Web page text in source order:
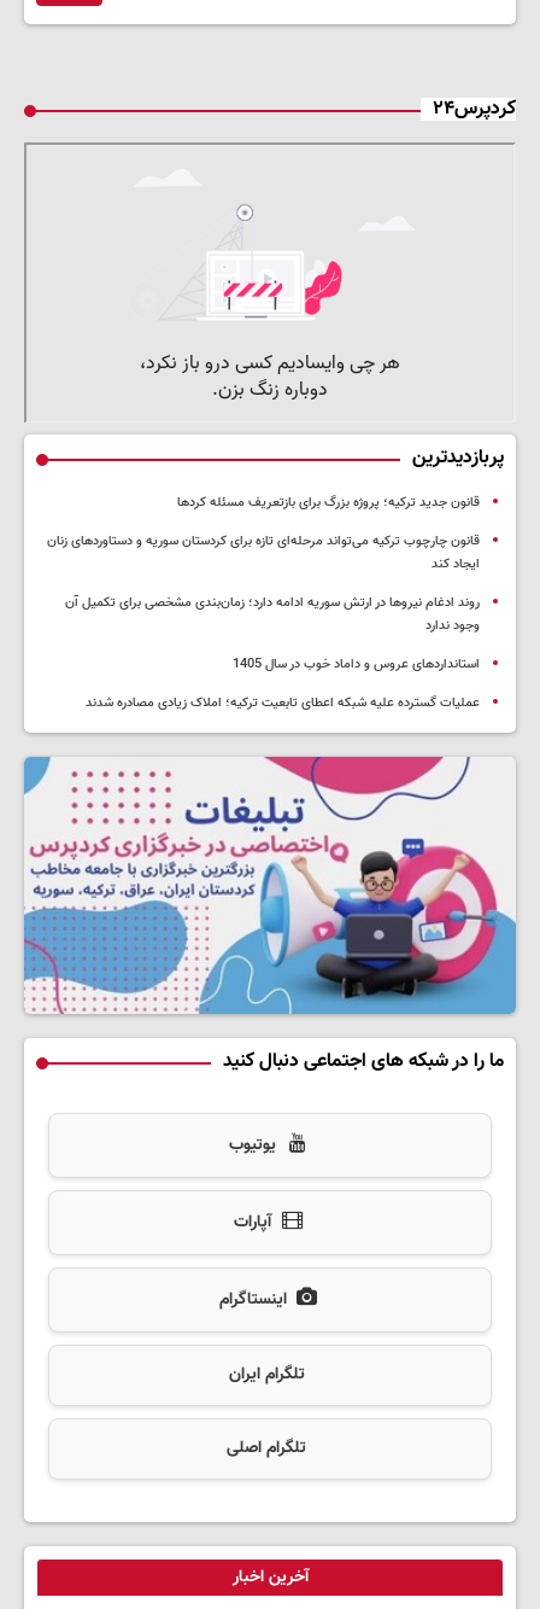
کردپرس۲۴
پربازدیدترین
قانون جدید ترکیه؛ پروژه بزرگ‌ برای بازتعریف مسئله کردها
قانون چارچوب ترکیه می‌تواند مرحله‌ای تازه برای کردستان سوریه و دستاوردهای زنان
ایجاد کند
روند ادغام نیروها در ارتش سوریه ادامه دارد؛ زمان‌بندی مشخصی برای تکمیل آن
وجود ندارد
استانداردهای عروس و داماد خوب در سال 1405
عملیات گسترده علیه شبکه اعطای تابعیت ترکیه؛ املاک زیادی مصادره شدند
ما را در شبکه های اجتماعی دنبال کنید
یوتیوب
آپارات
اینستاگرام
تلگرام ایران
تلگرام اصلی
آخرین اخبار